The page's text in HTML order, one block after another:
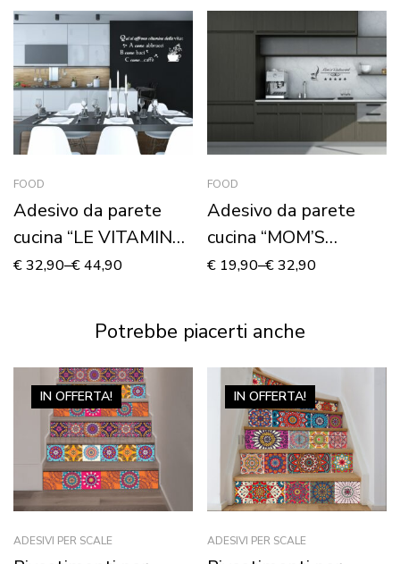
FOOD
Adesivo da parete
cucina “LE VITAMINE
DELLA VITA”
€32,90–€44,90
FOOD
Adesivo da parete
cucina “MOM’S
RESTAURANT”
€ 19,90–€32,90
Potrebbe piacerti anche
IN OFFERTA!
ADESIVI PER SCALE
IN OFFERTA!
ADESIVI PER SCALE